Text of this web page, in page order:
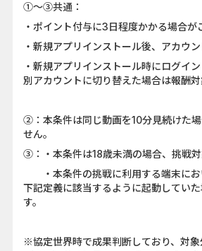
①～③共通：
・ポイント付与に3日程度かかる場合が
・新規アプリインストール後、アカウン
・新規アプリインストール時にログイ
別アカウントに切り替えた場合は報酬対
②：本条件は同じ動画を10分見続けた
せん。
③：・本条件は18歳未満の場合、挑戦対
・本条件の挑戦に利用する端末にお
下記定義に該当するように起動してい
す。
※協定世界時で成果判断しており、対